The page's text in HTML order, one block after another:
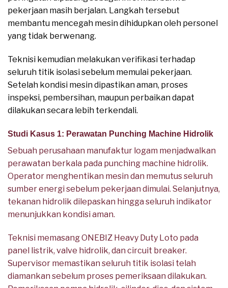
pekerjaan masih berjalan. Langkah tersebut
membantu mencegah mesin dihidupkan oleh personel
yang tidak berwenang.
Teknisi kemudian melakukan verifikasi terhadap
seluruh titik isolasi sebelum memulai pekerjaan.
Setelah kondisi mesin dipastikan aman, proses
inspeksi, pembersihan, maupun perbaikan dapat
dilakukan secara lebih terkendali.
Studi Kasus 1: Perawatan Punching Machine Hidrolik
Sebuah perusahaan manufaktur logam menjadwalkan
perawatan berkala pada punching machine hidrolik.
Operator menghentikan mesin dan memutus seluruh
sumber energi sebelum pekerjaan dimulai. Selanjutnya,
tekanan hidrolik dilepaskan hingga seluruh indikator
menunjukkan kondisi aman.
Teknisi memasang ONEBIZ Heavy Duty Loto pada
panel listrik, valve hidrolik, dan circuit breaker.
Supervisor memastikan seluruh titik isolasi telah
diamankan sebelum proses pemeriksaan dilakukan.